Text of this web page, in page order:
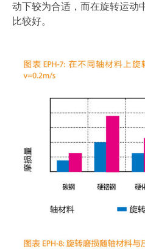
动下较为合适，而在旋转运动
比较好。